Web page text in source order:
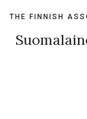
content
THE FINNISH